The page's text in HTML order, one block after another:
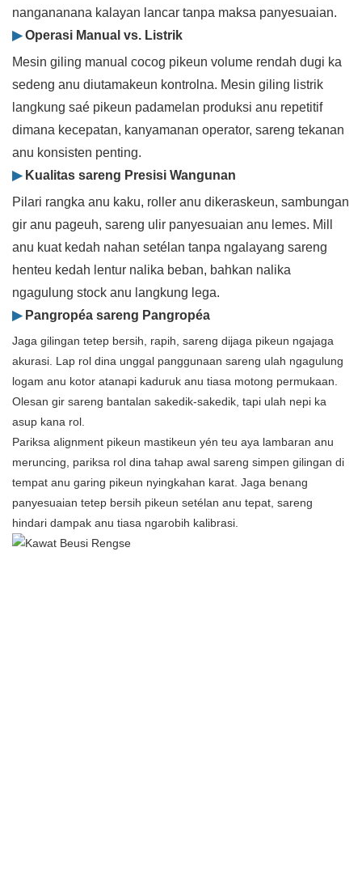
nangananana kalayan lancar tanpa maksa panyesuaian.
▶Operasi Manual vs. Listrik
Mesin giling manual cocog pikeun volume rendah dugi ka
sedeng anu diutamakeun kontrolna. Mesin giling listrik
langkung saé pikeun padamelan produksi anu repetitif
dimana kecepatan, kanyamanan operator, sareng tekanan
anu konsisten penting.
▶Kualitas sareng Presisi Wangunan
Pilari rangka anu kaku, roller anu dikeraskeun, sambungan
gir anu pageuh, sareng ulir panyesuaian anu lemes. Mill
anu kuat kedah nahan setélan tanpa ngalayang sareng
henteu kedah lentur nalika beban, bahkan nalika
ngagulung stock anu langkung lega.
▶Pangropéa sareng Pangropéa
Jaga gilingan tetep bersih, rapih, sareng dijaga pikeun ngajaga
akurasi. Lap rol dina unggal panggunaan sareng ulah ngagulung
logam anu kotor atanapi kaduruk anu tiasa motong permukaan.
Olesan gir sareng bantalan sakedik-sakedik, tapi ulah nepi ka
asup kana rol.
Pariksa alignment pikeun mastikeun yén teu aya lambaran anu
meruncing, pariksa rol dina tahap awal sareng simpen gilingan di
tempat anu garing pikeun nyingkahan karat. Jaga benang
panyesuaian tetep bersih pikeun setélan anu tepat, sareng
hindari dampak anu tiasa ngarobih kalibrasi.